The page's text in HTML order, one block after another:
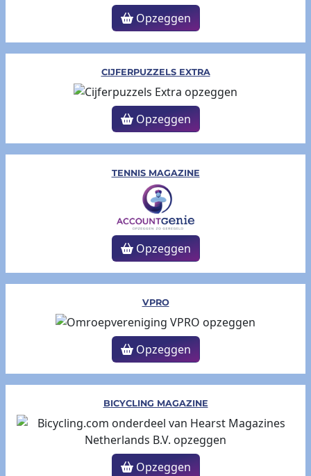
Opzeggen
CIJFERPUZZELS EXTRA
Opzeggen
TENNIS MAGAZINE
Opzeggen
VPRO
Opzeggen
BICYCLING MAGAZINE
Opzeggen